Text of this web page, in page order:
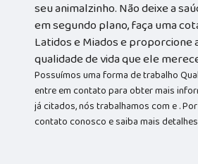
seu animalzinho. Não deixe a
em segundo plano, faça uma
Latidos e Miados e proporcione
qualidade de vida que ele
Possuímos uma forma de trabalho
entre em contato para obter mais
já citados, nós trabalhamos com e .
contato conosco e saiba mais